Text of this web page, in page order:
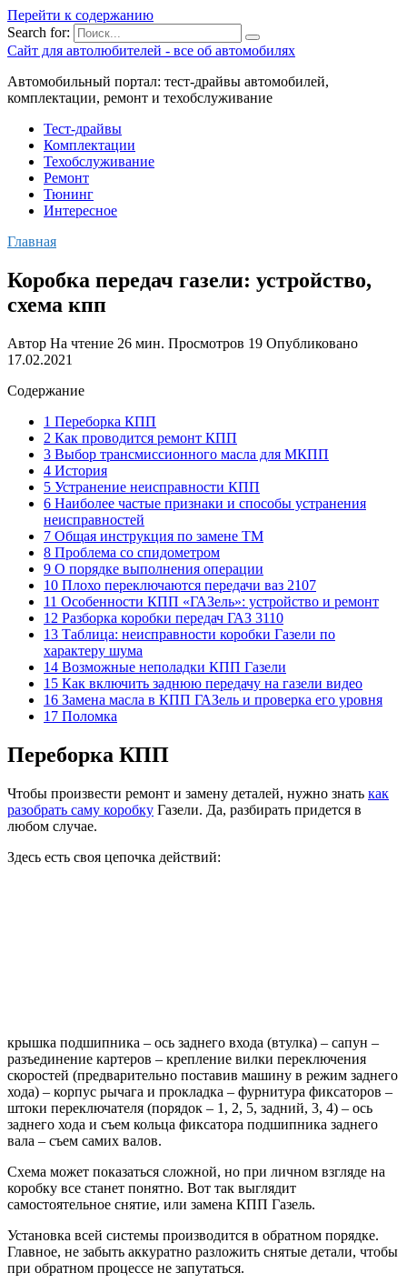
Перейти к содержанию
Search for:
Сайт для автолюбителей - все об автомобилях
Автомобильный портал: тест-драйвы автомобилей,
комплектации, ремонт и техобслуживание
Тест-драйвы
Комплектации
Техобслуживание
Ремонт
Тюнинг
Интересное
Главная
Коробка передач газели: устройство,
схема кпп
Автор На чтение 26 мин. Просмотров 19 Опубликовано
17.02.2021
Содержание
1 Переборка КПП
2 Как проводится ремонт КПП
3 Выбор трансмиссионного масла для МКПП
4 История
5 Устранение неисправности КПП
6 Наиболее частые признаки и способы устранения
неисправностей
7 Общая инструкция по замене ТМ
8 Проблема со спидометром
9 О порядке выполнения операции
10 Плохо переключаются передачи ваз 2107
11 Особенности КПП «ГАЗель»: устройство и ремонт
12 Разборка коробки передач ГАЗ 3110
13 Таблица: неисправности коробки Газели по
характеру шума
14 Возможные неполадки КПП Газели
15 Как включить заднюю передачу на газели видео
16 Замена масла в КПП ГАЗель и проверка его уровня
17 Поломка
Переборка КПП
Чтобы произвести ремонт и замену деталей, нужно знать как
разобрать саму коробку Газели. Да, разбирать придется в
любом случае.
Здесь есть своя цепочка действий:
крышка подшипника – ось заднего входа (втулка) – сапун –
разъединение картеров – крепление вилки переключения
скоростей (предварительно поставив машину в режим заднего
хода) – корпус рычага и прокладка – фурнитура фиксаторов –
штоки переключателя (порядок – 1, 2, 5, задний, 3, 4) – ось
заднего хода и съем кольца фиксатора подшипника заднего
вала – съем самих валов.
Схема может показаться сложной, но при личном взгляде на
коробку все станет понятно. Вот так выглядит
самостоятельное снятие, или замена КПП Газель.
Установка всей системы производится в обратном порядке.
Главное, не забыть аккуратно разложить снятые детали, чтобы
при обратном процессе не запутаться.